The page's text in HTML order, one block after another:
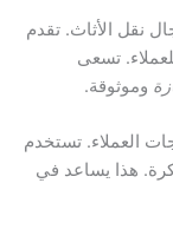
نقل الأثاث. تقدم
تسعى
وموثوقة.
العملاء. تستخدم
هذا يساعد في